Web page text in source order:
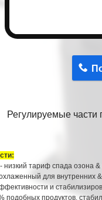
Регулируемые части
низкий тариф спада озона
для внутренних
и
подобных продуктов,